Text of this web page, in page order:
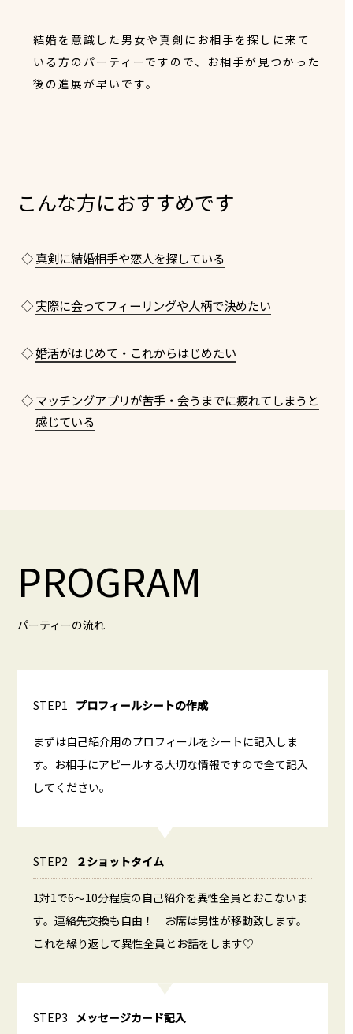
結婚を意識した男女や真剣にお相手を探しに来て
いる方のパーティーですので、お相手が見つかった
後の進展が早いです。
こんな方におすすめです
◇真剣に結婚相手や恋人を探している
◇実際に会ってフィーリングや人柄で決めたい
◇婚活がはじめて・これからはじめたい
◇マッチングアプリが苦手・会うまでに疲れてしまうと
感じている
PROGRAM
パーティーの流れ
STEP1 プロフィールシートの作成
まずは自己紹介用のプロフィールをシートに記入しま
す。お相手にアピールする大切な情報ですので全て記入
してください。
STEP2 ２ショットタイム
1対1で6～10分程度の自己紹介を異性全員とおこないま
す。連絡先交換も自由！ お席は男性が移動致します。
これを繰り返して異性全員とお話をします♡
STEP3 メッセージカード記入